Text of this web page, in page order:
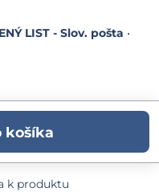
LIST - Slov. pošta •
košíka
k produktu